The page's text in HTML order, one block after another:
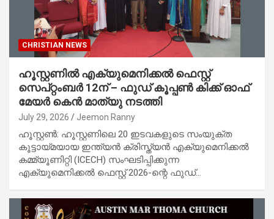
CHRISTIAN NEWS
ഹൂസ്റ്റണിൽ എക്യുമെനിക്കൽ ഫെസ്റ്റ്
സെപ്റ്റംബർ 12ന് – ഫുഡ് കൂപ്പൺ കിക്ക്‌ ഓഫ്
മേയർ കെൻ മാത്യു നടത്തി
July 29, 2026 Jeemon Ranny
ഹൂസ്റ്റൺ: ഹൂസ്റ്റണിലെ 20 ഇടവകളുടെ സംയുക്ത
കൂട്ടായ്മയായ ഇന്ത്യൻ ക്രിസ്ത്യൻ എക്യുമെനിക്കൽ
കമ്മ്യൂണിറ്റി (ICECH) സംഘടിപ്പിക്കുന്ന
എക്യുമെനിക്കൽ ഫെസ്റ്റ് 2026-ന്റെ ഫുഡ്…